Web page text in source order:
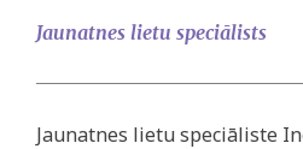
Jaunatnes lietu speciālists
Jaunatnes lietu speciāliste